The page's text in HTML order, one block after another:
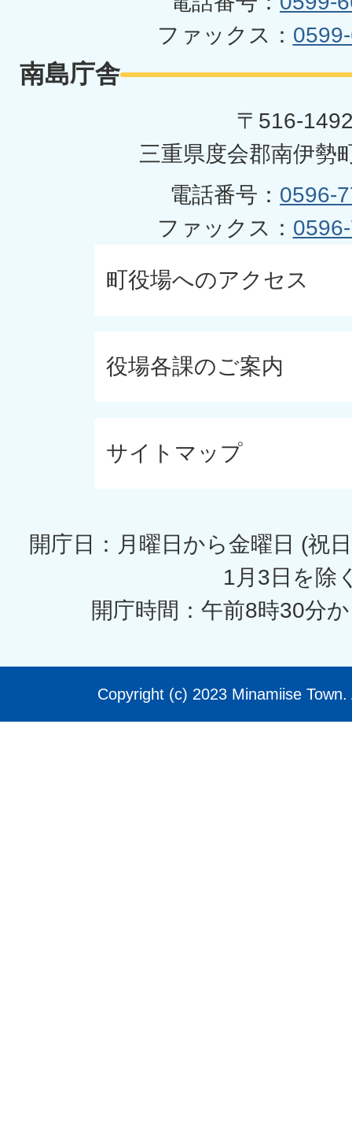
ファックス：
南島庁舎
〒516-
三重県度会郡南伊勢
電話番号： 0596-
ファックス：
町役場へのアクセス
役場各課のご案内
サイトマップ
開庁日：月曜日から金曜日 (祝
1月3日を除
開庁時間：午前8時30分
Copyright (c) 2023 Minamiise